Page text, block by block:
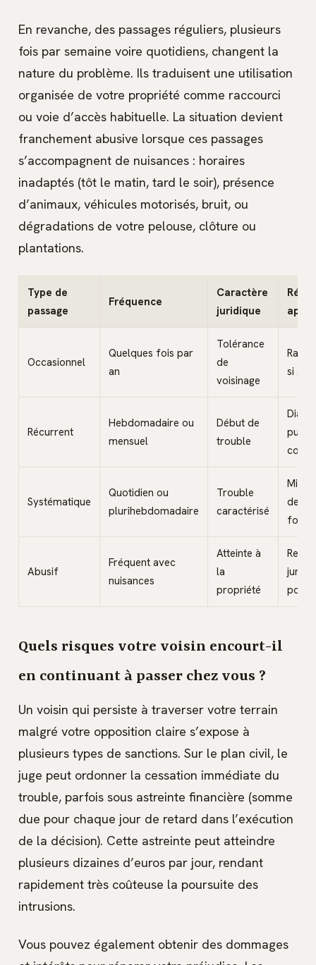
En revanche, des passages réguliers, plusieurs
fois par semaine voire quotidiens, changent la
nature du problème. Ils traduisent une utilisation
organisée de votre propriété comme raccourci
ou voie d’accès habituelle. La situation devient
franchement abusive lorsque ces passages
s’accompagnent de nuisances : horaires
inadaptés (tôt le matin, tard le soir), présence
d’animaux, véhicules motorisés, bruit, ou
dégradations de votre pelouse, clôture ou
plantations.
Type de
passage
Fréquence
Caractère
juridique
Occasionnel
Quelques fois par
an
Tolérance
de
voisinage
si
Récurrent
Hebdomadaire ou
mensuel
Début de
trouble
puis
Systématique
Quotidien ou
plurihebdomadaire
Trouble
caractérisé
Mise
Abusif
Fréquent avec
nuisances
Atteinte à
la
propriété
Quels risques votre voisin encourt-il
en continuant à passer chez vous ?
Un voisin qui persiste à traverser votre terrain
malgré votre opposition claire s’expose à
plusieurs types de sanctions. Sur le plan civil, le
juge peut ordonner la cessation immédiate du
trouble, parfois sous astreinte financière (somme
due pour chaque jour de retard dans l’exécution
de la décision). Cette astreinte peut atteindre
plusieurs dizaines d’euros par jour, rendant
rapidement très coûteuse la poursuite des
intrusions.
Vous pouvez également obtenir des dommages